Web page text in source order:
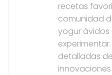
recetas
comunidad
yogur
detalladas